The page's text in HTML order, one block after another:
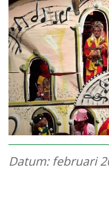
Datum: februari